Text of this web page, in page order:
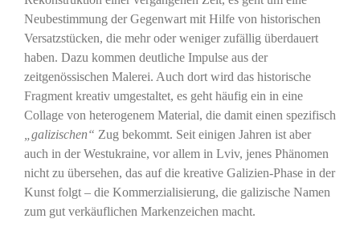
Neubestimmung der Gegenwart mit Hilfe von historischen
Versatzstücken, die mehr oder weniger zufällig überdauert
haben. Dazu kommen deutliche Impulse aus der
zeitgenössischen Malerei. Auch dort wird das historische
Fragment kreativ umgestaltet, es geht häufig ein in eine
Collage von heterogenem Material, die damit einen spezifisch
„galizischen“ Zug bekommt. Seit einigen Jahren ist aber
auch in der Westukraine, vor allem in Lviv, jenes Phänomen
nicht zu übersehen, das auf die kreative Galizien-Phase in der
Kunst folgt – die Kommerzialisierung, die galizische Namen
zum gut verkäuflichen Markenzeichen macht.